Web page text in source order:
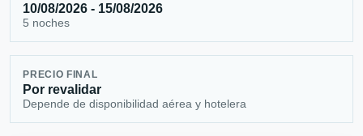
10/08/2026 - 15/08/2026
5 noches
PRECIO FINAL
Por revalidar
Depende de disponibilidad aérea y hotelera